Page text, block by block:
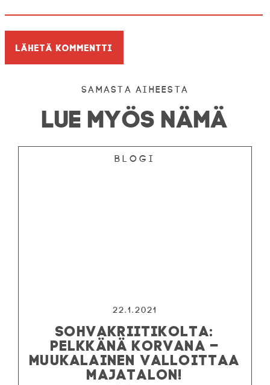
Samasta aiheesta
LUE MYÖS NÄMÄ
Blogi
22.1.2021
SOHVAKRIITIKOLTA:
PELKKÄNÄ KORVANA –
MUUKALAINEN VALLOITTAA
MAJATALON!